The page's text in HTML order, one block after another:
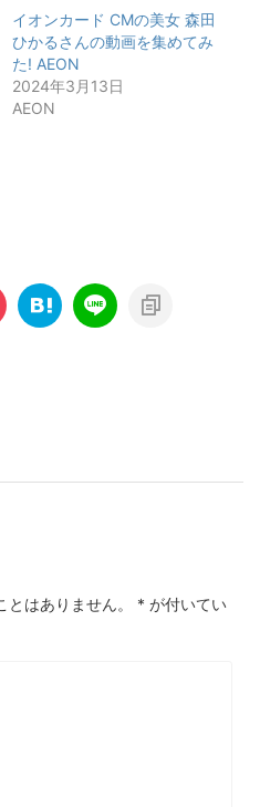
イオンカード CMの美女 森田
ひかるさんの動画を集めてみ
た! AEON
2024年3月13日
AEON
はありません。 * が付いてい